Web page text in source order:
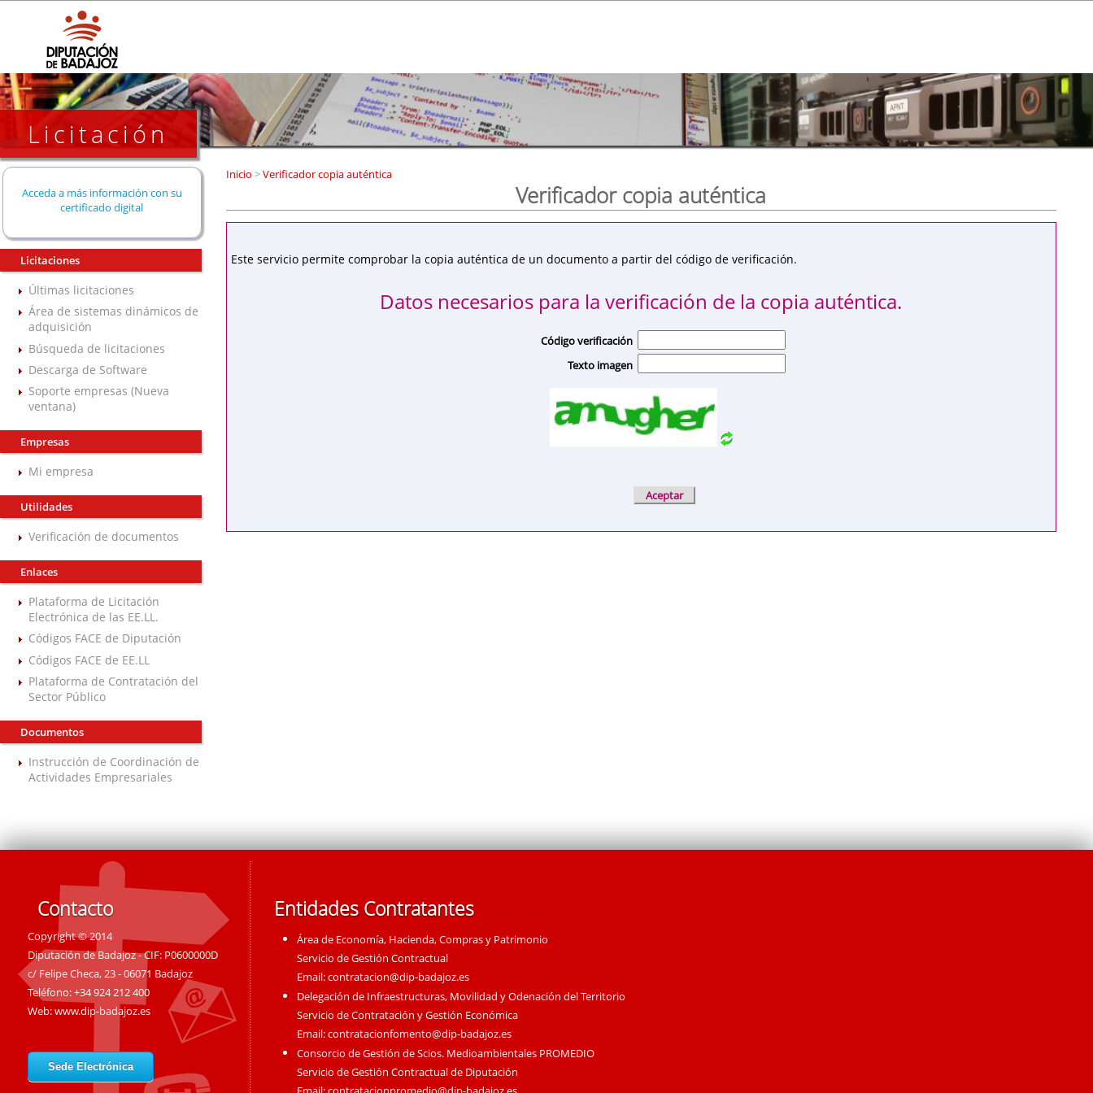
Licitación
Acceda a más información con su
certificado digital
Licitaciones
Últimas licitaciones
Área de sistemas dinámicos de
adquisición
Búsqueda de licitaciones
Descarga de Software
Soporte empresas (Nueva
ventana)
Empresas
Mi empresa
Utilidades
Verificación de documentos
Enlaces
Plataforma de Licitación
Electrónica de las EE.LL.
Códigos FACE de Diputación
Códigos FACE de EE.LL
Plataforma de Contratación del
Sector Público
Documentos
Instrucción de Coordinación de
Actividades Empresariales
Inicio >Verificador copia auténtica
Verificador copia auténtica
Este servicio permite comprobar la copia auténtica de un documento a partir del código de verificación.
Datos necesarios para la verificación de la copia auténtica.
Código verificación
Texto imagen
Contacto
Copyright © 2014
Diputación de Badajoz - CIF: P0600000D
c/ Felipe Checa, 23 - 06071 Badajoz
Teléfono: +34 924 212 400
Web:www.dip-badajoz.es
Sede Electrónica
Entidades Contratantes
Área de Economía, Hacienda, Compras y Patrimonio
Servicio de Gestión Contractual
Email:contratacion@dip-badajoz.es
Delegación de Infraestructuras, Movilidad y Odenación del Territorio
Servicio de Contratación y Gestión Económica
Email:contratacionfomento@dip-badajoz.es
Consorcio de Gestión de Scios. Medioambientales PROMEDIO
Servicio de Gestión Contractual de Diputación